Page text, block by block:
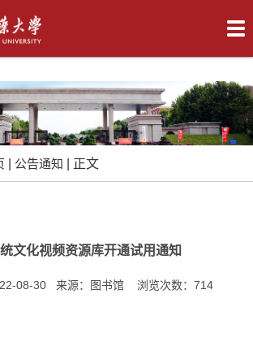
公告通知 | 正文
文化视频资源库开通试用通知
08-30 来源：图书馆 浏览次数： 714